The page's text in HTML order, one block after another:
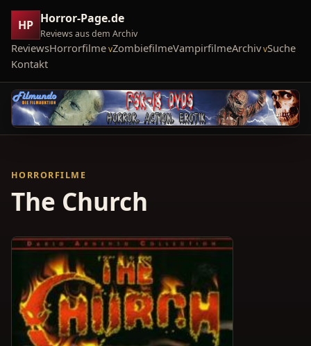
HP Horror-Page.de
Reviews aus dem Archiv
ReviewsHorrorfilme ZombiefilmeVampirfilmeArchiv Suche
Kontakt
HORRORFILME
The Church